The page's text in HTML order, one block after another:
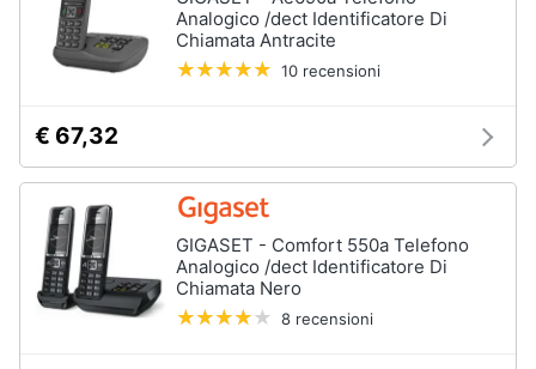
Analogico /dect Identificatore Di
Chiamata Antracite
10 recensioni
€ 67,32
GIGASET - Comfort 550a Telefono
Analogico /dect Identificatore Di
Chiamata Nero
8 recensioni